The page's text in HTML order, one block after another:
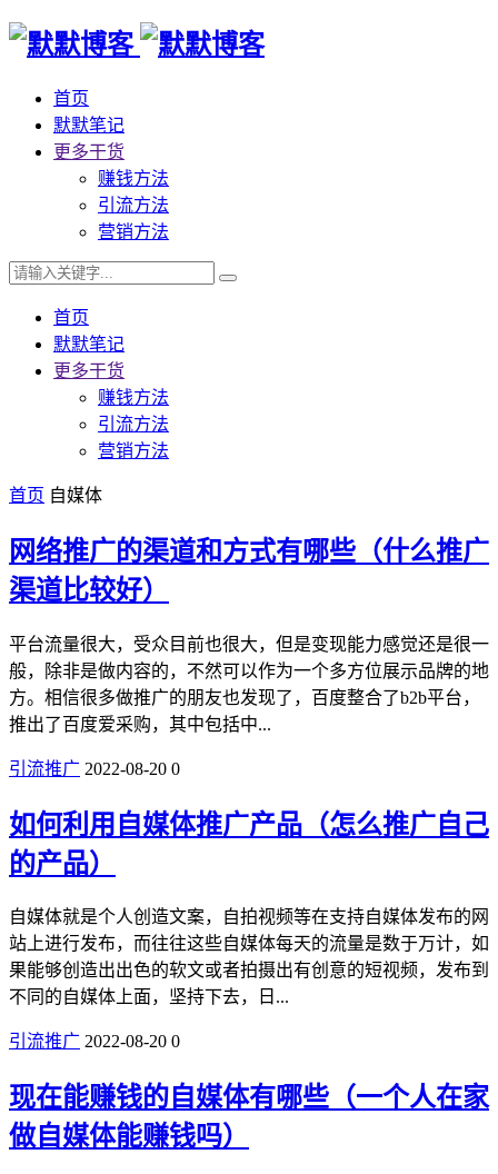
首页
默默笔记
更多干货
赚钱方法
引流方法
营销方法
首页
默默笔记
更多干货
赚钱方法
引流方法
营销方法
首页 自媒体
网络推广的渠道和方式有哪些（什么推广
渠道比较好）
平台流量很大，受众目前也很大，但是变现能力感觉还是很一
般，除非是做内容的，不然可以作为一个多方位展示品牌的地
方。相信很多做推广的朋友也发现了，百度整合了b2b平台，
推出了百度爱采购，其中包括中...
引流推广 2022-08-20 0
如何利用自媒体推广产品（怎么推广自己
的产品）
自媒体就是个人创造文案，自拍视频等在支持自媒体发布的网
站上进行发布，而往往这些自媒体每天的流量是数于万计，如
果能够创造出出色的软文或者拍摄出有创意的短视频，发布到
不同的自媒体上面，坚持下去，日...
引流推广 2022-08-20 0
现在能赚钱的自媒体有哪些（一个人在家
做自媒体能赚钱吗）